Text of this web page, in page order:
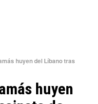
huyen del Líbano tras
huyen